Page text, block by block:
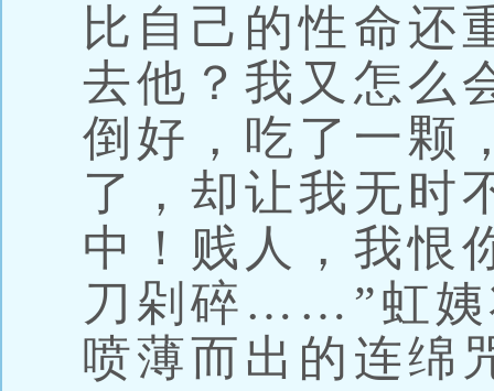
比自己的性命还
去他？我又怎么
倒好，吃了一颗
了，却让我无时
中！贱人，我恨
刀剁碎……”虹姨
喷薄而出的连绵